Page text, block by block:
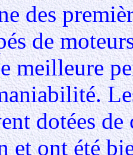
des
de
meilleure
dotées
et ont été